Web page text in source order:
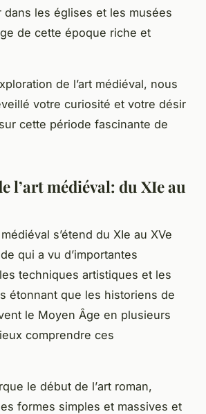
dans les églises et les musées
de cette époque riche et
de l’art médiéval, nous
votre curiosité et votre désir
cette période fascinante de
l’art médiéval: du XIe au
médiéval s’étend du XIe au XVe
qui a vu d’importantes
techniques artistiques et les
étonnant que les historiens de
le Moyen Âge en plusieurs
comprendre ces
le début de l’art roman,
formes simples et massives et